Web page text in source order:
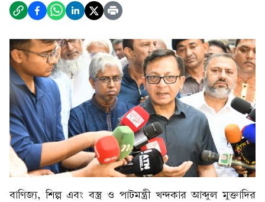
বাণিজ্য, শিল্প এবং বস্ত্র ও পাটমন্ত্রী খন্দকার আব্দুল মুক্তাদির